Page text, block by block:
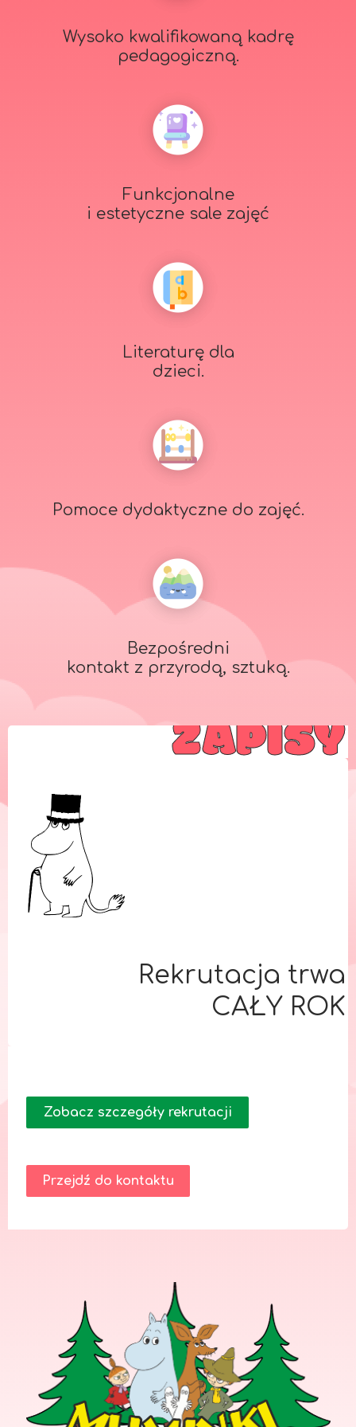
Wysoko kwalifikowaną kadrę
pedagogiczną.
Funkcjonalne
i estetyczne sale zajęć
Literaturę dla
dzieci.
Pomoce dydaktyczne do zajęć.
Bezpośredni
kontakt z przyrodą, sztuką.
ZAPISY
Rekrutacja trwa
CAŁY ROK
Zobacz szczegóły rekrutacji
Przejdź do kontaktu